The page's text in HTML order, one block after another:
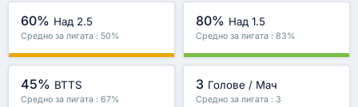
60% Над 2.5
Средно за лигата : 50%
80% Над 1.5
Средно за лигата : 83%
45% BTTS
Средно за лигата : 67%
3 Голове / Мач
Средно за лигата : 3